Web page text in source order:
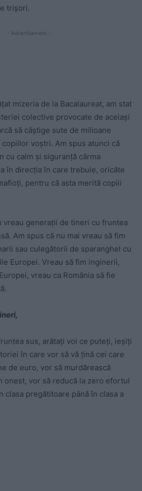
trișori.
- Advertisement -
mizeria de la Bacalaureat, am stat
colective provocate de aceiași
să câștige sute de milioane
voștri. Am spus atunci că
cu calm și siguranță cârma
în direcția în care trebuie, oricâte
pentru că asta merită copiii
vreau generații de tineri cu fruntea
Am spus că nu mai vreau să fim
sau culegătorii de sparanghel cu
Europei. Vreau să fim inginerii,
vreau ca România să fie
sus, arătați voi ce puteți, ieșiți
în care vor să vă țină cei care
de euro, vor să murdărească
onest, vor să reducă la zero efortul
clasa pregătitoare până în clasa a